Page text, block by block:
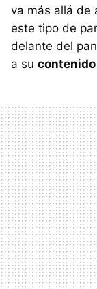
va más allá de
este tipo de
delante del
a su